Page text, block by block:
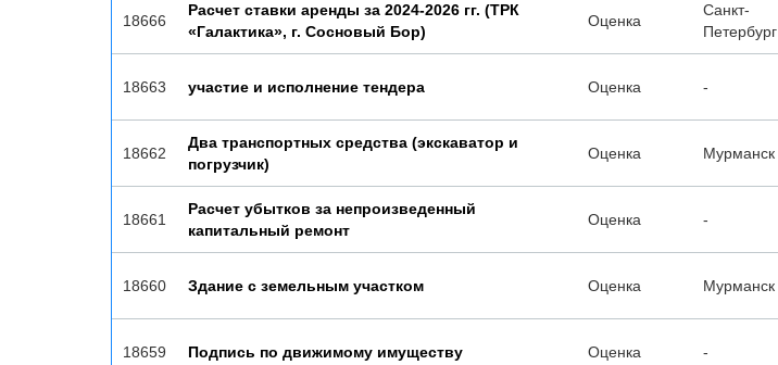
18666
Расчет ставки аренды за 2024-2026 гг. (ТРК
«Галактика», г. Сосновый Бор)
Оценка
Санкт-
Петербург
18663 участие и исполнение тендера Оценка -
18662
Два транспортных средства (экскаватор и
погрузчик)
Оценка Мурманск
18661
Расчет убытков за непроизведенный
капитальный ремонт
Оценка -
18660 Здание с земельным участком Оценка Мурманск
18659 Подпись по движимому имуществу Оценка -